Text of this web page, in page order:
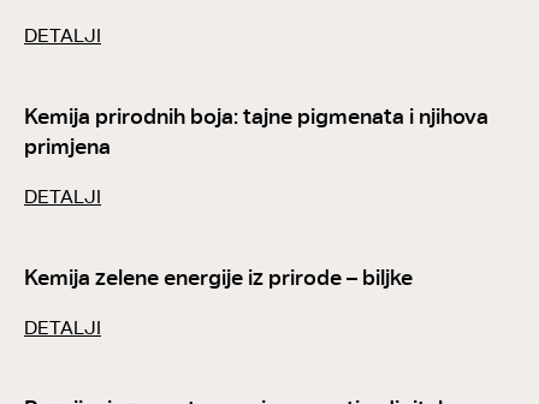
DETALJI
Kemija prirodnih boja: tajne pigmenata i njihova
primjena
DETALJI
Kemija zelene energije iz prirode – biljke
DETALJI